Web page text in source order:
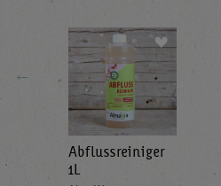
←
Abflussreiniger
1L